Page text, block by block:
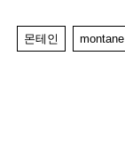
몬테인 montane